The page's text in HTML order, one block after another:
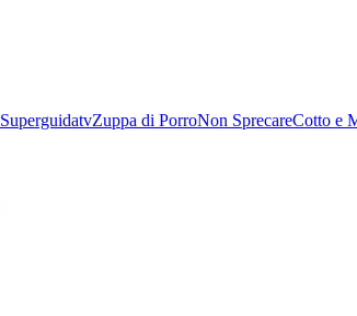
SuperguidatvZuppa di PorroNon SprecareCotto e